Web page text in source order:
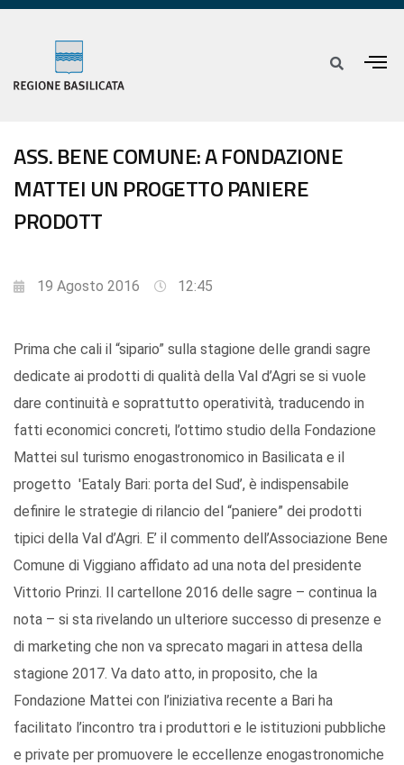
ASS. BENE COMUNE: A FONDAZIONE
MATTEI UN PROGETTO PANIERE
PRODOTT
19 Agosto 2016 12:45
Prima che cali il “sipario” sulla stagione delle grandi sagre
dedicate ai prodotti di qualità della Val d’Agri se si vuole
dare continuità e soprattutto operatività, traducendo in
fatti economici concreti, l’ottimo studio della Fondazione
Mattei sul turismo enogastronomico in Basilicata e il
progetto 'Eataly Bari: porta del Sud’, è indispensabile
definire le strategie di rilancio del “paniere” dei prodotti
tipici della Val d’Agri. E’ il commento dell’Associazione Bene
Comune di Viggiano affidato ad una nota del presidente
Vittorio Prinzi. Il cartellone 2016 delle sagre – continua la
nota – si sta rivelando un ulteriore successo di presenze e
di marketing che non va sprecato magari in attesa della
stagione 2017. Va dato atto, in proposito, che la
Fondazione Mattei con l’iniziativa recente a Bari ha
facilitato l’incontro tra i produttori e le istituzioni pubbliche
e private per promuovere le eccellenze enogastronomiche